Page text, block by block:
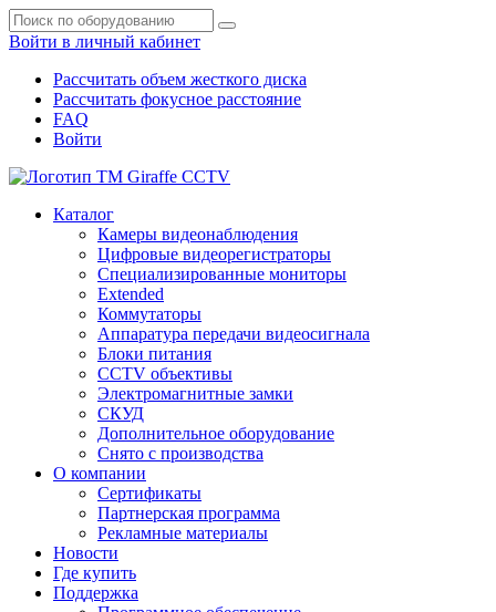
Войти в личный кабинет
Рассчитать объем жесткого диска
Рассчитать фокусное расстояние
FAQ
Войти
Каталог
Камеры видеонаблюдения
Цифровые видеорегистраторы
Специализированные мониторы
Extended
Коммутаторы
Аппаратура передачи видеосигнала
Блоки питания
CCTV объективы
Электромагнитные замки
СКУД
Дополнительное оборудование
Снято с производства
О компании
Сертификаты
Партнерская программа
Рекламные материалы
Новости
Где купить
Поддержка